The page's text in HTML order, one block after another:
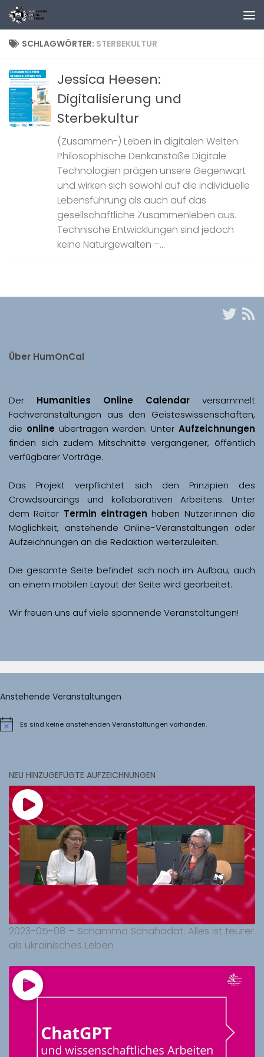
Zum Inhalt springen
SCHLAGWÖRTER: STERBEKULTUR
Jessica Heesen:
Digitalisierung und
Sterbekultur
(Zusammen-) Leben in digitalen Welten.
Philosophische Denkanstöße Digitale
Technologien prägen unsere Gegenwart
und wirken sich sowohl auf die individuelle
Lebensführung als auch auf das
gesellschaftliche Zusammenleben aus.
Technische Entwicklungen sind jedoch
keine Naturgewalten –...
Über HumOnCal
Der Humanities Online Calendar versammelt
Fachveranstaltungen aus den Geisteswissenschaften,
die online übertragen werden. Unter Aufzeichnungen
finden sich zudem Mitschnitte vergangener, öffentlich
Das Projekt verpflichtet sich den Prinzipien des
Crowdsourcings und kollaborativen Arbeitens. Unter
dem Reiter Termin eintragen haben Nutzer:innen die
Möglichkeit, anstehende Online-Veranstaltungen oder
Aufzeichnungen an die Redaktion weiterzuleiten.
Die gesamte Seite befindet sich noch im Aufbau; auch
Wir freuen uns auf viele spannende Veranstaltungen!
Anstehende Veranstaltungen
HinweisEs sind keine anstehenden Veranstaltungen vorhanden.
NEU HINZUGEFÜGTE AUFZEICHNUNGEN
2023-05-08 – Schamma Schahadat: Alles ist teurer
als ukrainisches Leben